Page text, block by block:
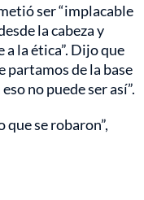
ser “implacable
la cabeza y
la ética”. Dijo que
partamos de la base
no puede ser así”.
que se robaron”,